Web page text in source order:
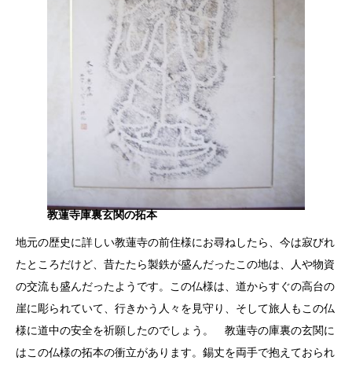
教蓮寺庫裏玄関の拓本
地元の歴史に詳しい教蓮寺の前住様にお尋ねしたら、今は寂びれ
たところだけど、昔たたら製鉄が盛んだったこの地は、人や物資
の交流も盛んだったようです。この仏様は、道からすぐの高台の
崖に彫られていて、行きかう人々を見守り、そして旅人もこの仏
様に道中の安全を祈願したのでしょう。 教蓮寺の庫裏の玄関に
はこの仏様の拓本の衝立があります。錫丈を両手で抱えておられ